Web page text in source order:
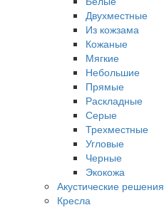
Двухместные
Из кожзама
Кожаные
Мягкие
Небольшие
Прямые
Раскладные
Серые
Трехместные
Угловые
Черные
Экокожа
Акустические решения
Кресла